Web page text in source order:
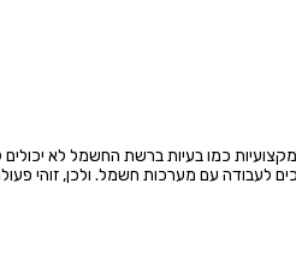
כמו בעיות ברשת החשמל לא
לעבודה עם מערכות חשמל. ולכן, זוהי